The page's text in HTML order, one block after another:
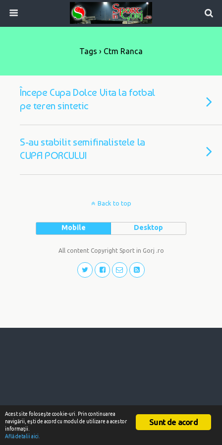
Tags › Ctm Ranca
Începe Cupa Dolce Vita la fotbal
pe teren sintetic
S-au stabilit semifinalistele la
CUPA PORCULUI
Back to top
Mobile Desktop
All content Copyright Sport in Gorj .ro
Sunt de acord
Acest site foloseşte cookie-uri. Prin continuarea
navigării, eşti de acord cu modul de utilizare a acestor
informaţii.
Află detalii aici.